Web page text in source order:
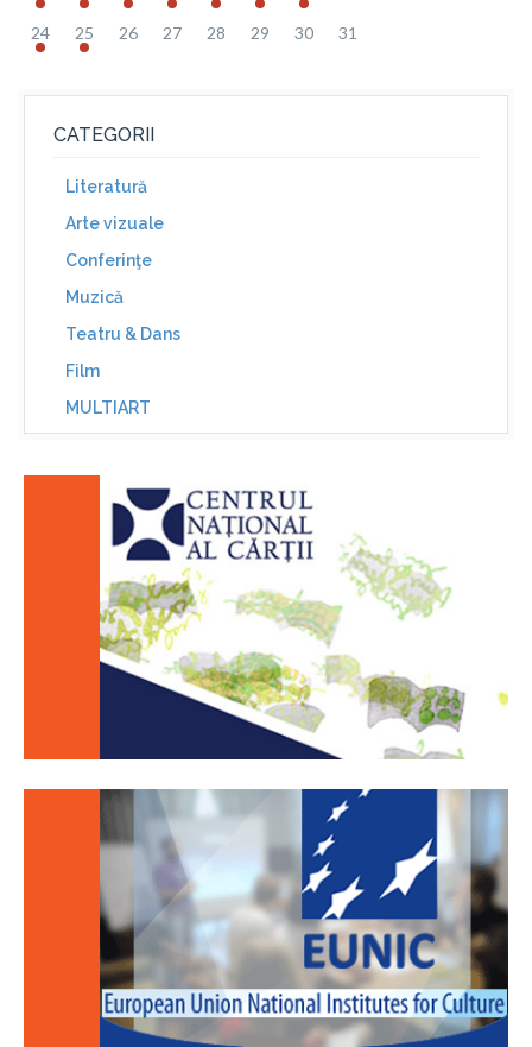
24 25 26 27 28 29 30 31
CATEGORII
Literatură
Arte vizuale
Conferinţe
Muzică
Teatru & Dans
Film
MULTIART